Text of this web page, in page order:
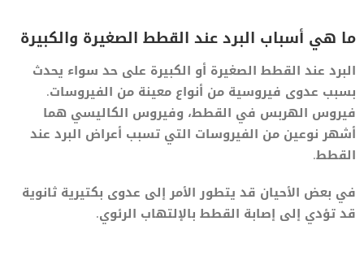
ما هي أسباب البرد عند القطط الصغيرة والكبيرة
البرد عند القطط الصغيرة أو الكبيرة على حد سواء يحدث
بسبب عدوى فيروسية من أنواع معينة من الفيروسات.
فيروس الهربس في القطط، وفيروس الكاليسي هما
أشهر نوعين من الفيروسات التي تسبب أعراض البرد عند
القطط.
في بعض الأحيان قد يتطور الأمر إلى عدوى بكتيرية ثانوية
قد تؤدي إلى إصابة القطط بالإلتهاب الرئوي.